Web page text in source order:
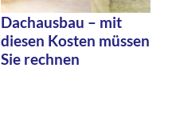
Dachausbau – mit
diesen Kosten müssen
Sie rechnen